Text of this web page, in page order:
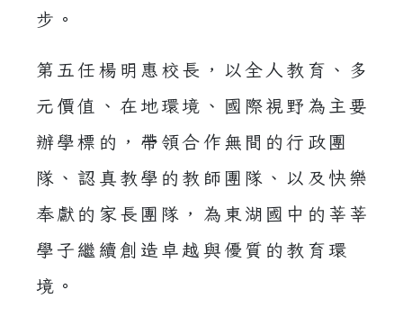
步。
第五任楊明惠校長，以全人教育、多
元價值、在地環境、國際視野為主要
辦學標的，帶領合作無間的行政團
隊、認真教學的教師團隊、以及快樂
奉獻的家長團隊，為東湖國中的莘莘
學子繼續創造卓越與優質的教育環
境。